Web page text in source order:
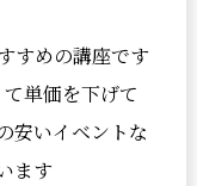
すめの講座です
単価を下げて
安いイベントな
ます